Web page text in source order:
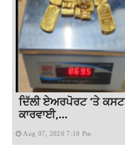
ਦਿੱਲੀ ਏਅਰਪੋਰਟ ‘ਤੇ
ਕਾਰਵਾਈ,...
Aug 07, 2026 7:10 Pm